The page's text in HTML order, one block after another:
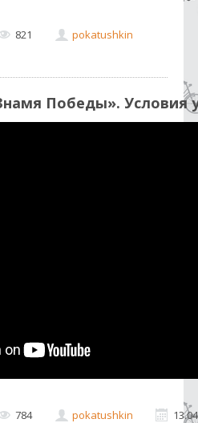
821
pokatushkin
Победы». Условия
784 pokatushkin